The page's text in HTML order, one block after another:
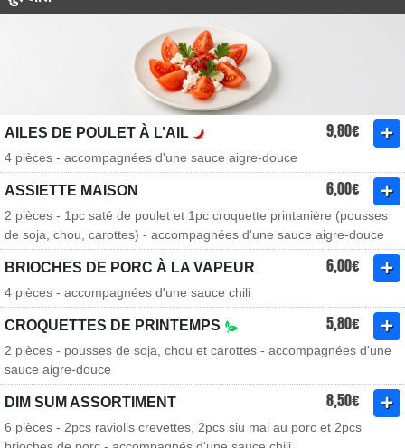
AILES DE POULET À L’AIL 9,80€
4 pièces - accompagnées d'une sauce aigre-douce
ASSIETTE MAISON 6,00€
2 pièces - 1pc saté de poulet et 1pc croquette printanière (pousses
de soja, chou, carottes) - accompagnées d'une sauce aigre-douce
BRIOCHES DE PORC À LA VAPEUR 6,00€
4 pièces - accompagnées d'une sauce chili
CROQUETTES DE PRINTEMPS 5,80€
2 pièces - pousses de soja, chou et carottes - accompagnées d'une
sauce aigre-douce
DIM SUM ASSORTIMENT 8,50€
6 pièces - 2pcs raviolis crevettes, 2pcs siu mai au porc et 2pcs